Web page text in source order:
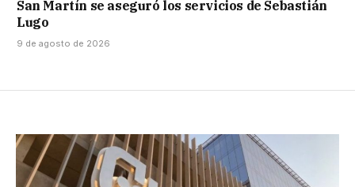
San Martín se aseguró los servicios de Sebastián
Lugo
9 de agosto de 2026